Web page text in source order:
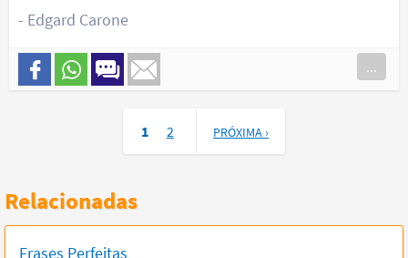
- Edgard Carone
...
1 2 PRÓXIMA ›
Relacionadas
Frases Perfeitas